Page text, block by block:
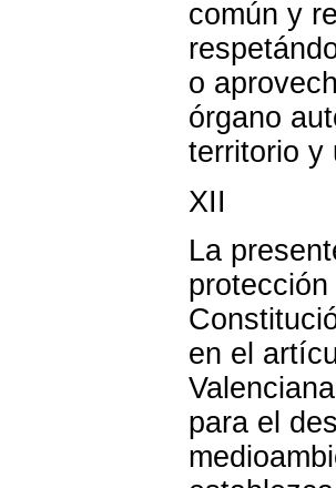
común y
o
órgano
territorio y
XII
La
en el
para el